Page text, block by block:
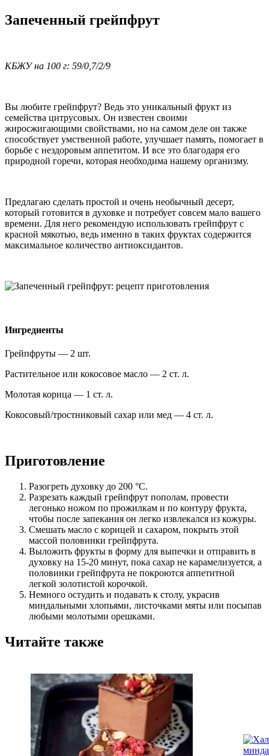
Запеченный грейпфрут
КБЖУ на 100 г: 59/0,7/2/9
Вы любите грейпфрут? Ведь это уникальный фрукт из
семейства цитрусовых. Он известен своими
жиросжигающими свойствами, но на самом деле он также
способствует умственной работе, улучшает память, помогает в
борьбе с нездоровым аппетитом. И все это благодаря его
природной горечи, которая необходима нашему организму.
Предлагаю сделать простой и очень необычный десерт,
который готовится в духовке и потребует совсем мало вашего
времени. Для него рекомендую использовать грейпфрут с
красной мякотью, ведь именно в таких фруктах содержится
максимальное количество антиоксидантов.
Ингредиенты
Грейпфруты — 2 шт.
Растительное или кокосовое масло — 2 ст. л.
Молотая корица — 1 ст. л.
Кокосовый/тростниковый сахар или мед — 4 ст. л.
Приготовление
Разогреть духовку до 200 °С.
Разрезать каждый грейпфрут пополам, провести
легонько ножом по прожилкам и по контуру фрукта,
чтобы после запекания он легко извлекался из кожуры.
Смешать масло с корицей и сахаром, покрыть этой
массой половинки грейпфрута.
Выложить фрукты в форму для выпечки и отправить в
духовку на 15-20 минут, пока сахар не карамелизуется, а
половинки грейпфрута не покроются аппетитной
легкой золотистой корочкой.
Немного остудить и подавать к столу, украсив
миндальными хлопьями, листочками мяты или посыпав
любыми молотыми орешками.
Читайте также